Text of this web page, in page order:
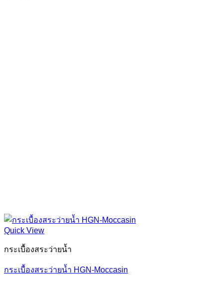
Quick View
กระเบื้องสระว่ายน้ำ
กระเบื้องสระว่ายน้ำ HGN-Moccasin